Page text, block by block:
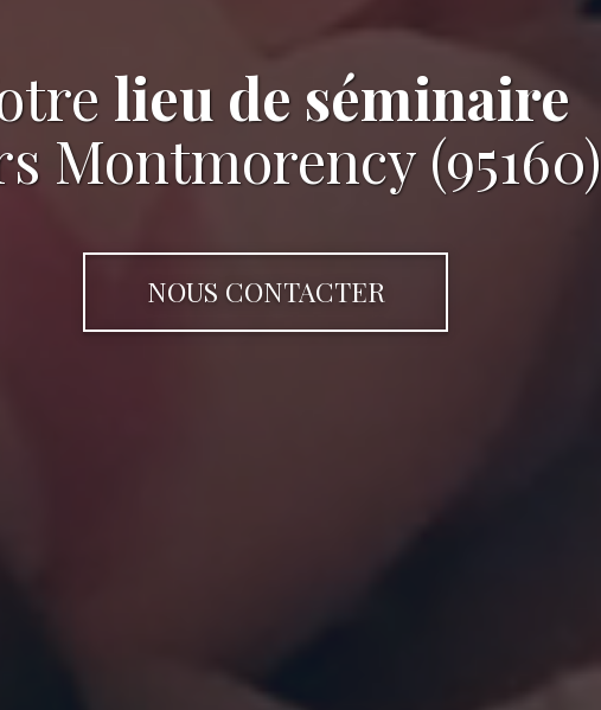
lieu de séminaire
Montmorency (95160)
NOUS CONTACTER